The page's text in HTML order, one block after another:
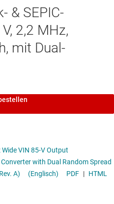
& SEPIC-
2,2 MHz,
mit Dual-
VIN 85-V Output
Dual Random Spread
A)
(Englisch) PDF | HTML